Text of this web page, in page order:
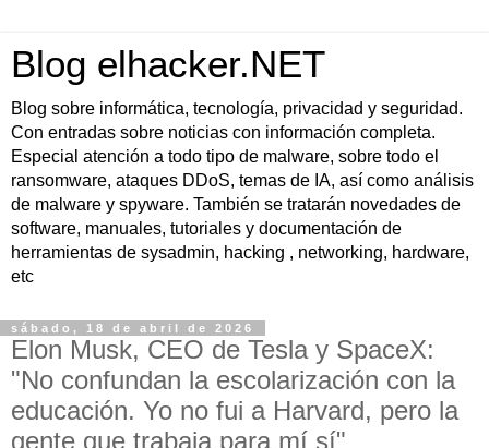
Blog elhacker.NET
Blog sobre informática, tecnología, privacidad y seguridad.
Con entradas sobre noticias con información completa.
Especial atención a todo tipo de malware, sobre todo el
ransomware, ataques DDoS, temas de IA, así como análisis
de malware y spyware. También se tratarán novedades de
software, manuales, tutoriales y documentación de
herramientas de sysadmin, hacking , networking, hardware,
etc
sábado, 18 de abril de 2026
Elon Musk, CEO de Tesla y SpaceX:
"No confundan la escolarización con la
educación. Yo no fui a Harvard, pero la
gente que trabaja para mí sí"